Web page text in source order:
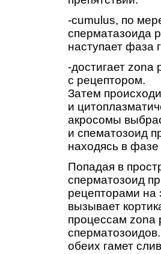
-cumulus, по
сперматазоида
наступает фаза
-достигает zona
с рецептором.
Затем
и
акросомы
и спематозоид
находясь в фазе
Попадая в
сперматозоид
рецепторами на
вызывает
процессам zona
обеих гамет